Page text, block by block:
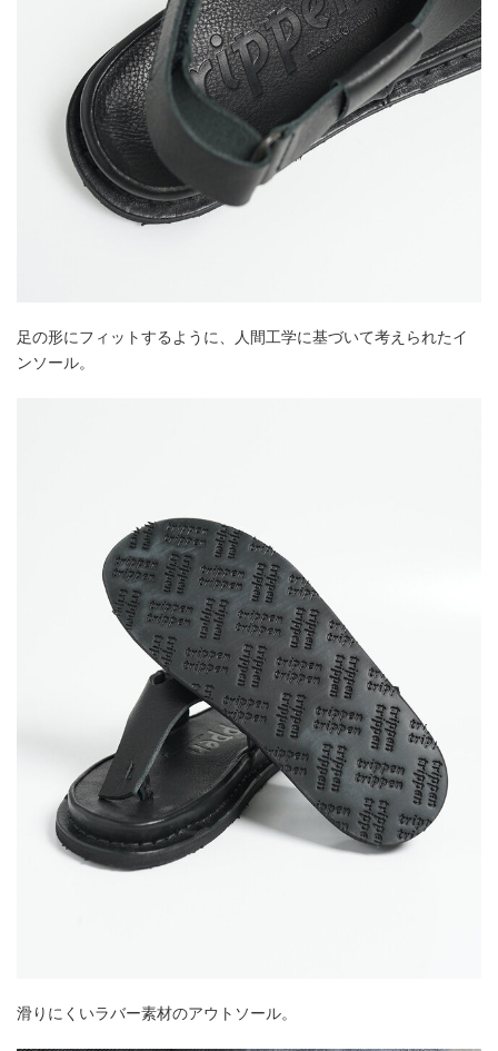
足の形にフィットするように、人間工学に基づいて考えられたイ
ンソール。
滑りにくいラバー素材のアウトソール。